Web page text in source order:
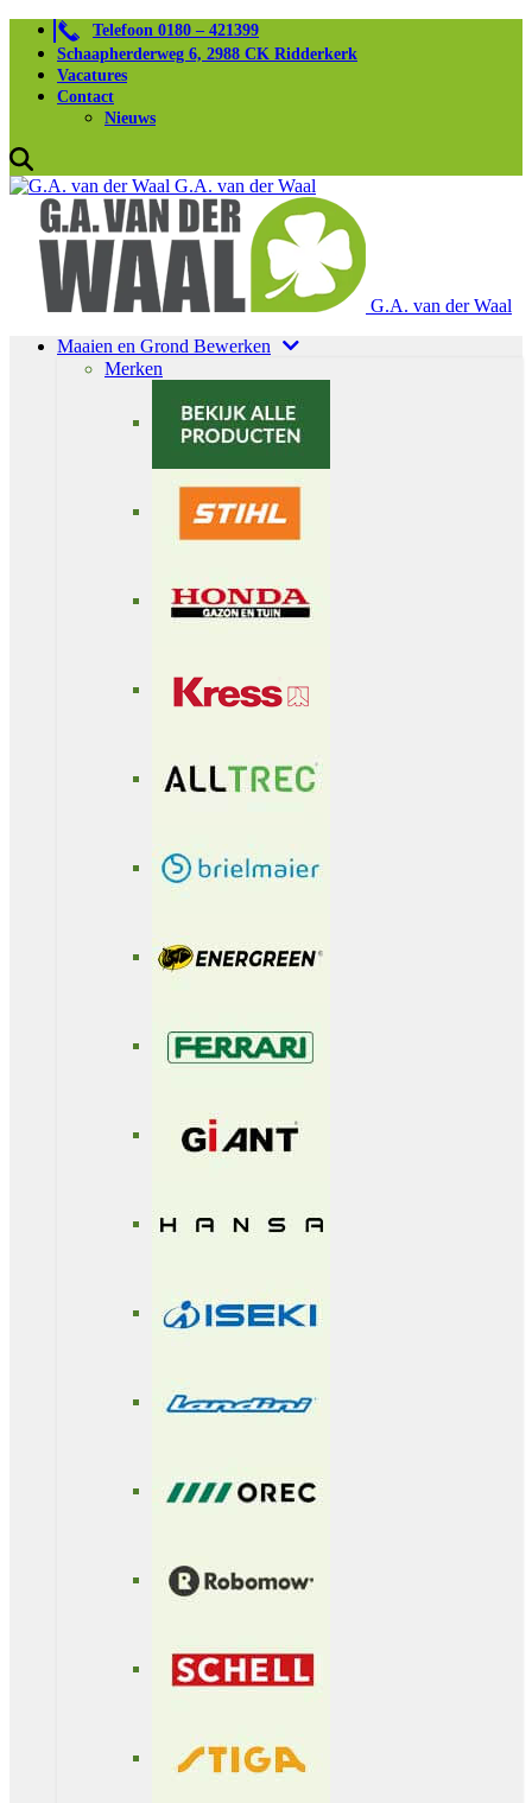
Telefoon 0180 – 421399
Schaapherderweg 6, 2988 CK Ridderkerk
Vacatures
Contact
Nieuws
G.A. van der Waal
G.A. van der Waal
Maaien en Grond Bewerken
Merken